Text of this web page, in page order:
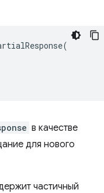
(
в качестве
для нового
частичный